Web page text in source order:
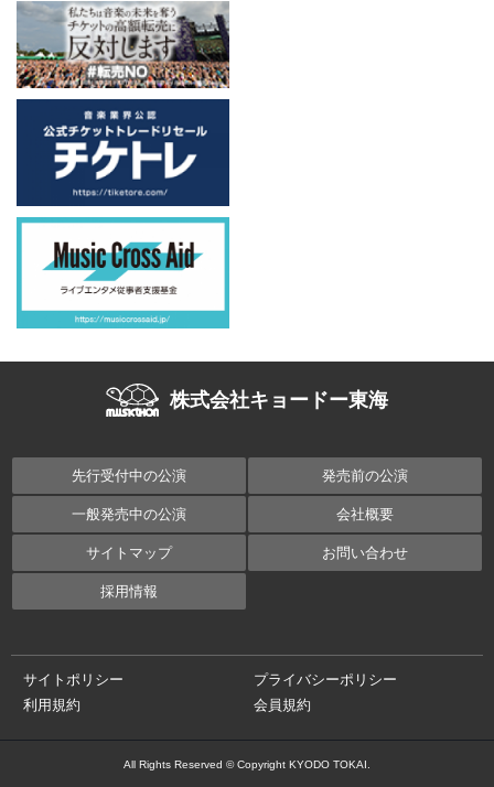
株式会社キョードー東海
先行受付中の公演 発売前の公演
一般発売中の公演 会社概要
サイトマップ お問い合わせ
採用情報
サイトポリシー
プライバシーポリシー
利用規約
会員規約
All Rights Reserved © Copyright KYODO TOKAI.